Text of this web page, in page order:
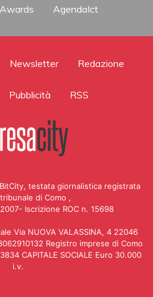
AgendaIct
Newsletter Redazione
Pubblicità RSS
testata giornalistica registrata
di Como ,
Iscrizione ROC n. 15698
Via NUOVA VALASSINA, 4 22046
Registro imprese di Como
CAPITALE SOCIALE Euro 30.000
i.v.